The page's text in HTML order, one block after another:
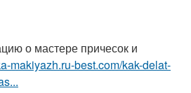
о мастере причесок и
makiyazh.ru-best.com/kak-delat-